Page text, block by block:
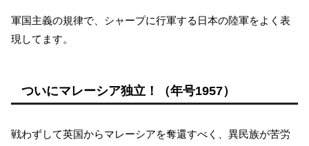
軍国主義の規律で、シャープに行軍する日本の陸軍をよく表
現してます。
ついにマレーシア独立！（年号1957）
戦わずして英国からマレーシアを奪還すべく、異民族が苦労